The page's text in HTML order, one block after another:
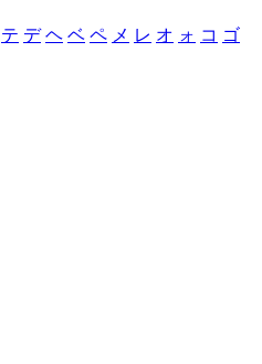
テ デ ヘ ベ ペ メ レ オ ォ コ ゴ